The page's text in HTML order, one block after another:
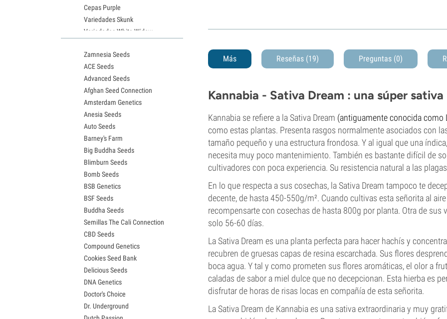
Más Reseñas (19) Preguntas (0)
Kannabia - Sativa Dream : una súper
Kannabia se refiere a la Sativa Dream (antiguamente conocida como
como estas plantas. Presenta rasgos normalmente asociados con
tamaño pequeño y una estructura frondosa. Y al igual que una
necesita muy poco mantenimiento. También es bastante difícil de
cultivadores con poca experiencia. Su resistencia natural a las
En lo que respecta a sus cosechas, la Sativa Dream tampoco te
decente, de hasta 450-550g/m². Cuando cultivas esta señorita al
recompensarte con cosechas de hasta 800g por planta. Otra de
solo 56-60 días.
La Sativa Dream es una planta perfecta para hacer hachís y
recubren de gruesas capas de resina escarchada. Sus flores
boca agua. Y tal y como prometen sus flores aromáticas, el olor a
caladas de sabor a miel dulce que no decepcionan. Esta hierba es
disfrutar de horas de risas locas en compañía de esta señorita.
La Sativa Dream de Kannabia es una sativa extraordinaria y muy
Cepas Purple
Variedades Skunk
Variedades White Widow
Semillas de Granddaddy Purple
Semillas de OG Kush
Semillas de Blue Dream
Semillas de Lemon Haze
Semillas de Bruce Banner
Semillas de Gelato
Semillas de Sour Diesel
Semillas de Jack Herer
Semillas de Girl Scout Cookies
Semillas de Wedding Cake
Semillas de Zkittlez
Semillas de Pineapple Express
Semillas de Chemdawg
Semillas de Hindu Kush
Semillas de Mimosa
Zamnesia Seeds
ACE Seeds
Advanced Seeds
Afghan Seed Connection
Amsterdam Genetics
Anesia Seeds
Auto Seeds
Barney's Farm
Big Buddha Seeds
Blimburn Seeds
Bomb Seeds
BSB Genetics
BSF Seeds
Buddha Seeds
Semillas The Cali Connection
CBD Seeds
Compound Genetics
Cookies Seed Bank
Delicious Seeds
DNA Genetics
Doctor's Choice
Dr. Underground